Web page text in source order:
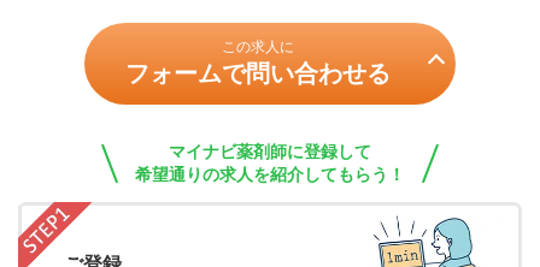
この求人に
フォームで問い合わせる
マイナビ薬剤師に登録して
希望通りの求人を紹介してもらう！